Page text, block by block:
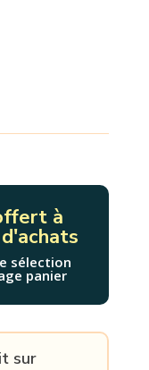
à
sélection
panier
sur